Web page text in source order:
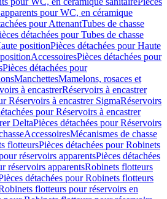
pour WC, en céramique
pour AttenantTubes de chasse
détachées pour Tubes de chasse
positionPièces détachées pour Haute
AccessoiresPièces détachées pour
Pièces détachées pour
ManchettesMamelons, rosaces et
à encastrerRéservoirs à encastrer
Réservoirs à encastrer SigmaRéservoirs
pour Réservoirs à encastrer
DeltaPièces détachées pour Réservoirs
AccessoiresMécanismes de chasse
flotteursPièces détachées pour Robinets
réservoirs apparentsPièces détachées
réservoirs apparentsRobinets flotteurs
détachées pour Robinets flotteurs
flotteurs pour réservoirs en